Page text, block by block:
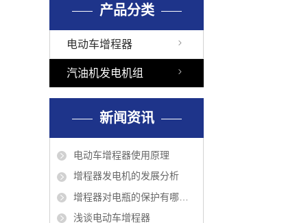
产品分类
电动车增程器
汽油机发电机组
新闻资讯
电动车增程器使用原理
增程器发电机的发展分析
增程器对电瓶的保护有哪些？
浅谈电动车增程器